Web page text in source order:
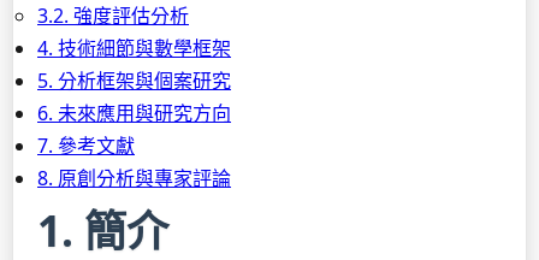
3.2. 強度評估分析
4. 技術細節與數學框架
5. 分析框架與個案研究
6. 未來應用與研究方向
7. 參考文獻
8. 原創分析與專家評論
1. 簡介